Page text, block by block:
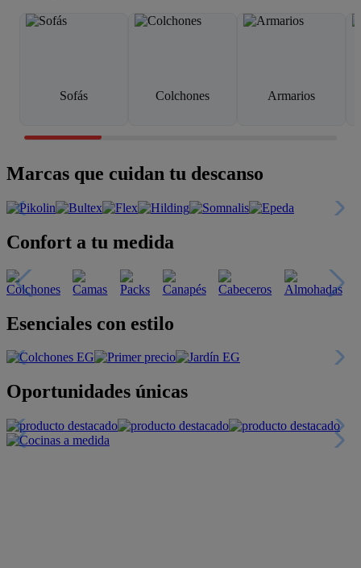
Sofás Colchones Armarios
Marcas que cuidan tu descanso
Confort a tu medida
Esenciales con estilo
Oportunidades únicas